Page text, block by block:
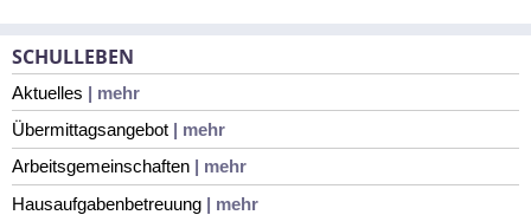
SCHULLEBEN
Aktuelles | mehr
Übermittagsangebot | mehr
Arbeitsgemeinschaften | mehr
Hausaufgabenbetreuung | mehr